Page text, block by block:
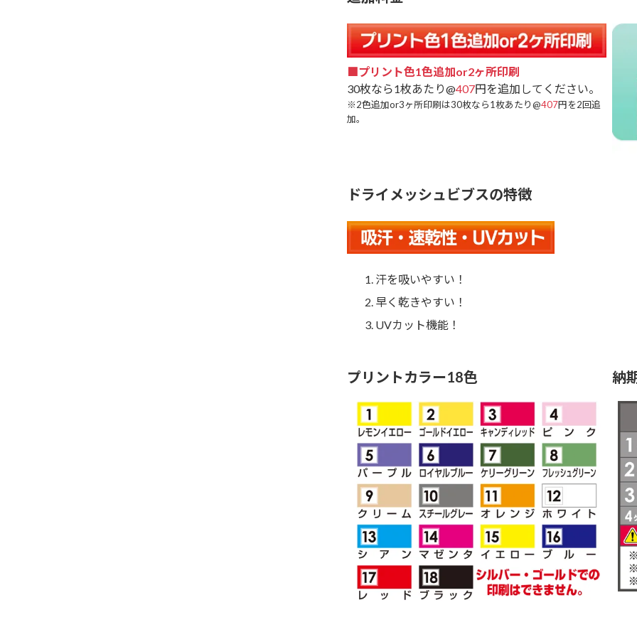
■プリント色1色追加or2ヶ所印刷
30枚なら1枚あたり@407円を追加してください。
※2色追加or3ヶ所印刷は30枚なら1枚あたり@407円を2回追
加。
ドライメッシュビブスの特徴
汗を吸いやすい！
早く乾きやすい！
UVカット機能！
プリントカラー18色 納